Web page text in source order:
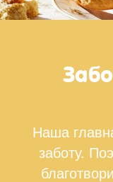
Наша
заботу.